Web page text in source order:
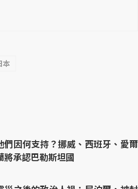
本
們因何支持？挪威、西班牙、愛爾
將承認巴勒斯坦國